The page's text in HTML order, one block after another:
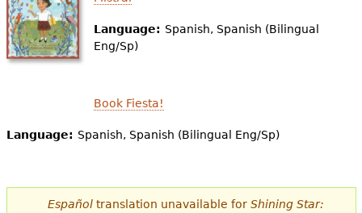
Más recursos
e
s
t
a
u
Language: Spanish, Spanish (Bilingual
Eng/Sp)
Book Fiesta!
Language: Spanish, Spanish (Bilingual Eng/Sp)
Españoltranslation unavailable for Shining Star: